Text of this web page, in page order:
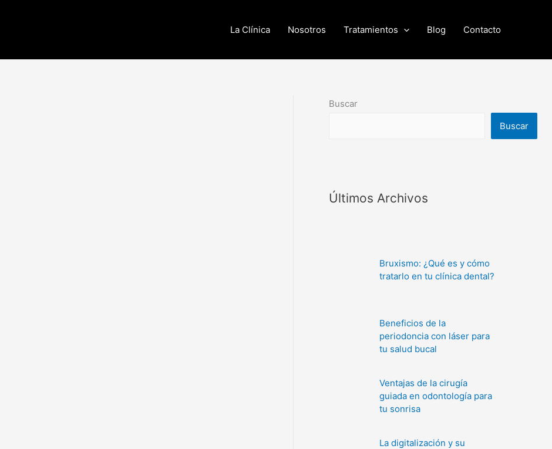
La Clínica Nosotros Tratamientos Blog Contacto
Buscar
Buscar
Últimos Archivos
Bruxismo: ¿Qué es y cómo
tratarlo en tu clínica dental?
Beneficios de la
periodoncia con láser para
tu salud bucal
Ventajas de la cirugía
guiada en odontología para
tu sonrisa
La digitalización y su